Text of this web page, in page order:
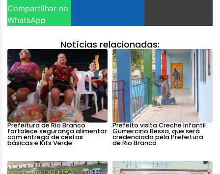
Compartilhar no
WhatsApp
Notícias relacionadas:
Prefeitura de Rio Branco
fortalece segurança alimentar
com entrega de cestas
básicas e Kits Verde
Prefeito visita Creche Infantil
Gumercino Bessa, que será
credenciada pela Prefeitura
de Rio Branco